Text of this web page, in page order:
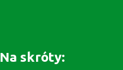
Na skróty: